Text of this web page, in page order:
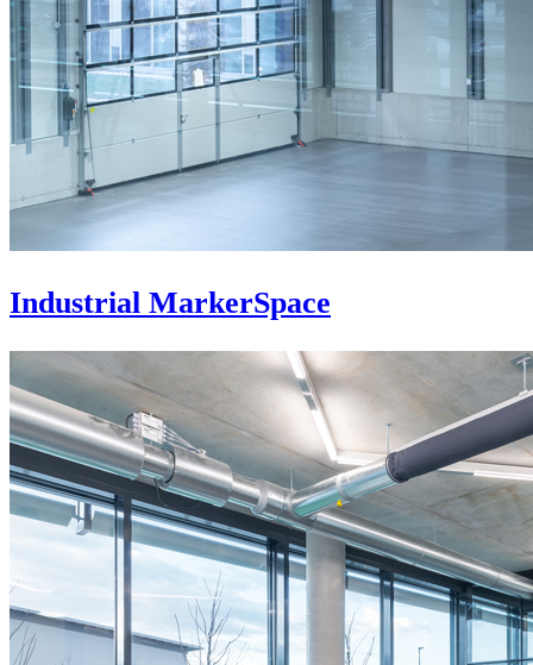
Industrial MarkerSpace